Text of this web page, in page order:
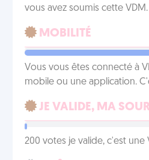
vous avez soumis cette VDM.
MOBILITÉ
Vous vous êtes connecté à
mobile ou une application.
JE VALIDE, MA
200 votes je valide, c'est une